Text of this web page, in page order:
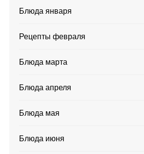
Блюда января
Рецепты февраля
Блюда марта
Блюда апреля
Блюда мая
Блюда июня